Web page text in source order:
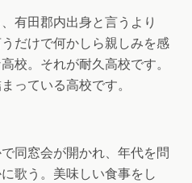
有田郡内出身と言うより
だけで何かしら親しみを感
校。それが耐久高校です。
っている高校です。
同窓会が開かれ、年代を問
歌う。美味しい食事をし